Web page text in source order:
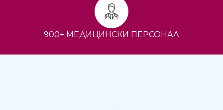
900+ МЕДИЦИНСКИ ПЕРСОНАЛ